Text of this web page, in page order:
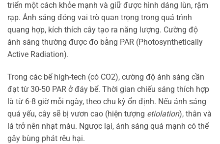
triển một cách khỏe mạnh và giữ được hình dáng lùn, rậm
rạp. Ánh sáng đóng vai trò quan trọng trong quá trình
quang hợp, kích thích cây tạo ra năng lượng. Cường độ
ánh sáng thường được đo bằng PAR (Photosynthetically
Active Radiation).
Trong các bể high-tech (có CO2), cường độ ánh sáng cần
đạt từ 30-50 PAR ở đáy bể. Thời gian chiếu sáng thích hợp
là từ 6-8 giờ mỗi ngày, theo chu kỳ ổn định. Nếu ánh sáng
quá yếu, cây sẽ bị vươn cao (hiện tượng etiolation), thân và
lá trở nên nhạt màu. Ngược lại, ánh sáng quá mạnh có thể
gây bùng phát rêu hại.